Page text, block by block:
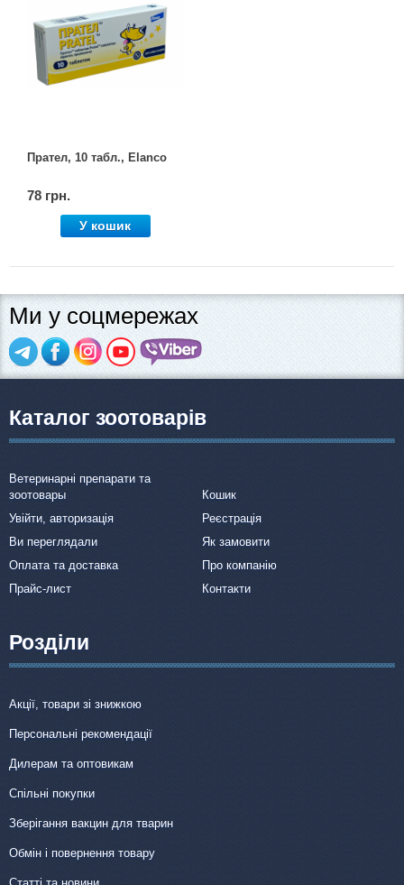
Прател, 10 табл., Elanco
78 грн.
У кошик
Ми у соцмережах
Каталог зоотоварів
Ветеринарні препарати та
зоотовары
Кошик
Увійти, авторизація
Реєстрація
Ви переглядали
Як замовити
Оплата та доставка
Про компанію
Прайс-лист
Контакти
Розділи
Акції, товари зі знижкою
Персональні рекомендації
Дилерам та оптовикам
Спільні покупки
Зберігання вакцин для тварин
Обмін і повернення товару
Архів / Знято з виробництва